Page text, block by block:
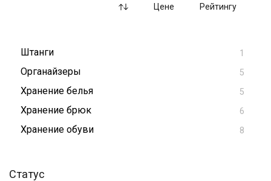
Цене Рейтингу
Штанги 1
Органайзеры 5
Хранение белья 5
Хранение брюк 6
Хранение обуви 8
Статус